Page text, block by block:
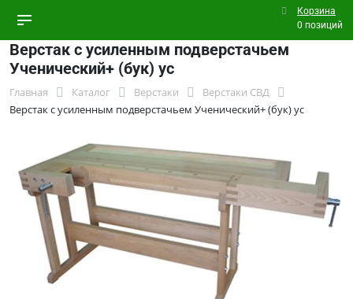
Корзина
0 позиций
Верстак с усиленным подверстачьем
Ученический+ (бук) ус
Главная Каталог Верстаки
Верстаки СВД
Верстак с усиленным подверстачьем Ученический+ (бук) ус